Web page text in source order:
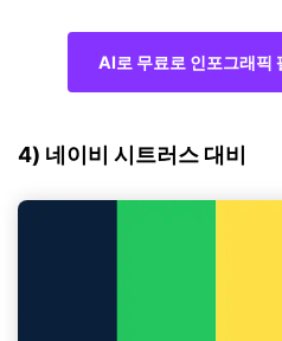
AI로 무료로 인포그래픽
4) 네이비 시트러스 대비